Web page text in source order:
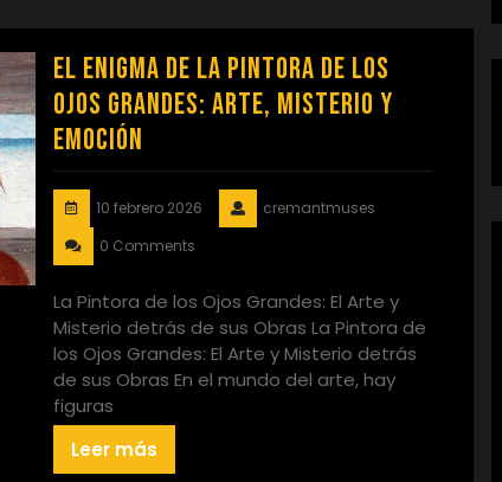
El Enigma de la Pintora de los
Ojos Grandes: Arte, Misterio y
Emoción
10 febrero 2026
cremantmuses
0 Comments
La Pintora de los Ojos Grandes: El Arte y
Misterio detrás de sus Obras La Pintora de
los Ojos Grandes: El Arte y Misterio detrás
de sus Obras En el mundo del arte, hay
figuras
Leer más